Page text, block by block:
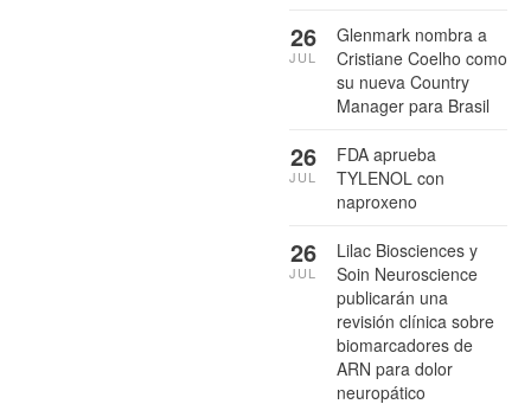
Glenmark nombra a
Cristiane Coelho como
su nueva Country
Manager para Brasil
26
JUL
FDA aprueba
TYLENOL con
naproxeno
26
JUL
Lilac Biosciences y
Soin Neuroscience
publicarán una
revisión clínica sobre
biomarcadores de
ARN para dolor
neuropático
26
JUL